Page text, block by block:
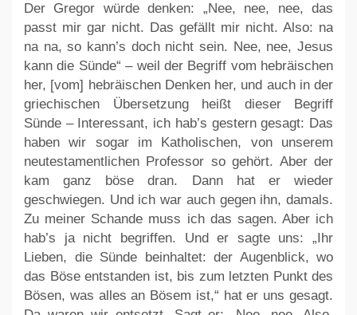
Der Gregor würde denken: „Nee, nee, nee, das
passt mir gar nicht. Das gefällt mir nicht. Also: na
na na, so kann’s doch nicht sein. Nee, nee, Jesus
kann die Sünde“ – weil der Begriff vom hebräischen
her, [vom] hebräischen Denken her, und auch in der
griechischen Übersetzung heißt dieser Begriff
Sünde – Interessant, ich hab’s gestern gesagt: Das
haben wir sogar im Katholischen, von unserem
neutestamentlichen Professor so gehört. Aber der
kam ganz böse dran. Dann hat er wieder
geschwiegen. Und ich war auch gegen ihn, damals.
Zu meiner Schande muss ich das sagen. Aber ich
hab’s ja nicht begriffen. Und er sagte uns: „Ihr
Lieben, die Sünde beinhaltet: der Augenblick, wo
das Böse entstanden ist, bis zum letzten Punkt des
Bösen, was alles an Bösem ist,“ hat er uns gesagt.